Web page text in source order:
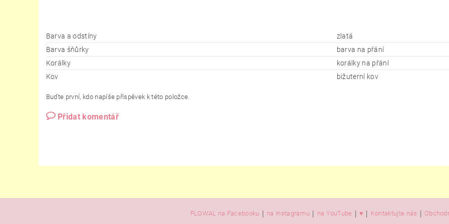
Barva a odstíny
zlatá
Barva šňůrky
barva na přání
Korálky
korálky na přání
Kov
bižuterní kov
Buďte první, kdo napíše příspěvek k této položce.
Přidat komentář
FLOWAL na Facebooku na Instagramu na YouTube ♥️ Kontaktujte nás